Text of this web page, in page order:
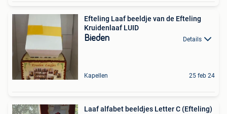
Efteling Laaf beeldje van de Efteling
Kruidenlaaf LUID
Bieden Details
Kapellen 25 feb 24
Laaf alfabet beeldjes Letter C (Efteling)